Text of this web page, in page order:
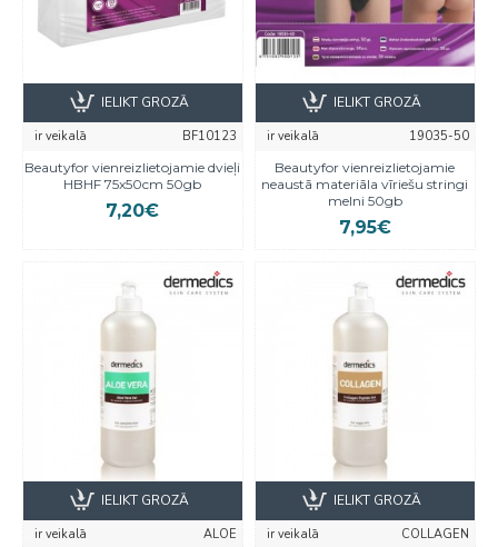
ir veikalā
BF10123
Beautyfor vienreizlietojamie dvieļi
HBHF 75x50cm 50gb
7,20€
IELIKT GROZĀ
ir veikalā
19035-50
Beautyfor vienreizlietojamie
neaustā materiāla vīriešu stringi
melni 50gb
7,95€
IELIKT GROZĀ
ir veikalā
ALOE
IELIKT GROZĀ
ir veikalā
COLLAGEN
IELIKT GROZĀ